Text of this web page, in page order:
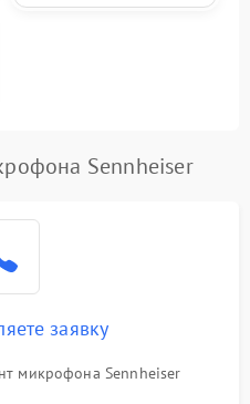
Sennheiser
заявку
микрофона Sennheiser